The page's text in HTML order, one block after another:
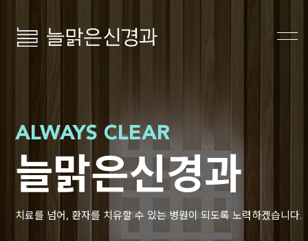
ALWAYS CLEAR
늘맑은신경과
치료를 넘어, 환자를 치유할 수 있는 병원이 되도록 노력하겠습니다.